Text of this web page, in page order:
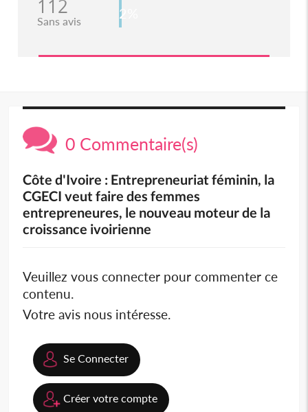
112
Sans avis 2%
0 Commentaire(s)
Côte d'Ivoire : Entrepreneuriat féminin, la
CGECI veut faire des femmes
entrepreneures, le nouveau moteur de la
croissance ivoirienne
Veuillez vous connecter pour commenter ce
contenu.
Votre avis nous intéresse.
Se Connecter
Créer votre compte